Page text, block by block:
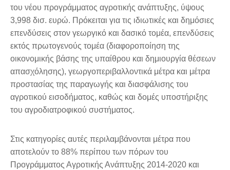
του νέου προγράμματος αγροτικής ανάπτυξης, ύψους
3,998 δισ. ευρώ. Πρόκειται για τις ιδιωτικές και δημόσιες
επενδύσεις στον γεωργικό και δασικό τομέα, επενδύσεις
εκτός πρωτογενούς τομέα (διαφοροποίηση της
οικονομικής βάσης της υπαίθρου και δημιουργία θέσεων
απασχόλησης), γεωργοπεριβαλλοντικά μέτρα και μέτρα
προστασίας της παραγωγής και διασφάλισης του
αγροτικού εισοδήματος, καθώς και δομές υποστήριξης
του αγροδιατροφικού συστήματος.
Στις κατηγορίες αυτές περιλαμβάνονται μέτρα που
αποτελούν το 88% περίπου των πόρων του
Προγράμματος Αγροτικής Ανάπτυξης 2014-2020 και